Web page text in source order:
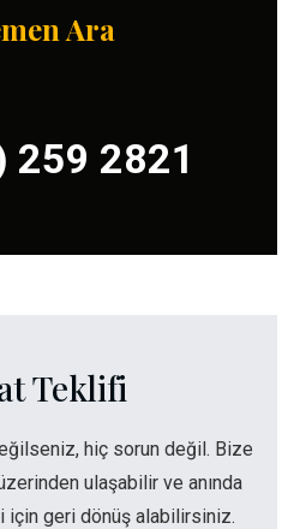
Ara
259 2821
Teklifi
hiç sorun değil. Bize
ulaşabilir ve anında
geri dönüş alabilirsiniz.